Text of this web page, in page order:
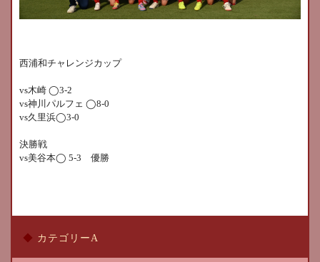
西浦和チャレンジカップ
vs木崎 ◯3-2
vs神川パルフェ ◯8-0
vs久里浜◯3-0
決勝戦
vs美谷本◯ 5-3 優勝
カテゴリーA